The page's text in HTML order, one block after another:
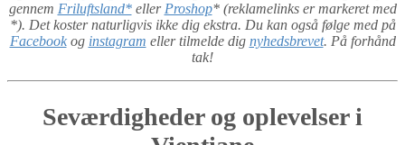
gennem Friluftsland*eller Proshop* (reklamelinks er markeret med
*). Det koster naturligvis ikke dig ekstra. Du kan også følge med på
Facebookog instagram eller tilmelde dig nyhedsbrevet. På forhånd
tak!
Seværdigheder og oplevelser i